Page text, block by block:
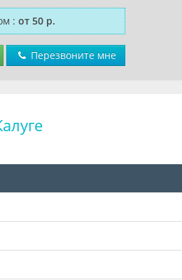
: от 50 р.
Перезвоните мне